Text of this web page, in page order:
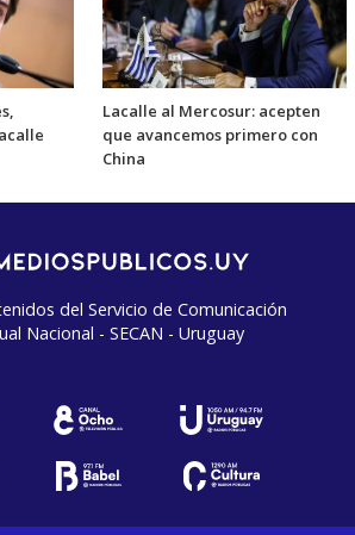
Lacalle al Mercosur: acepten
que avancemos primero con
China
del Servicio de Comunicación
Nacional - SECAN - Uruguay